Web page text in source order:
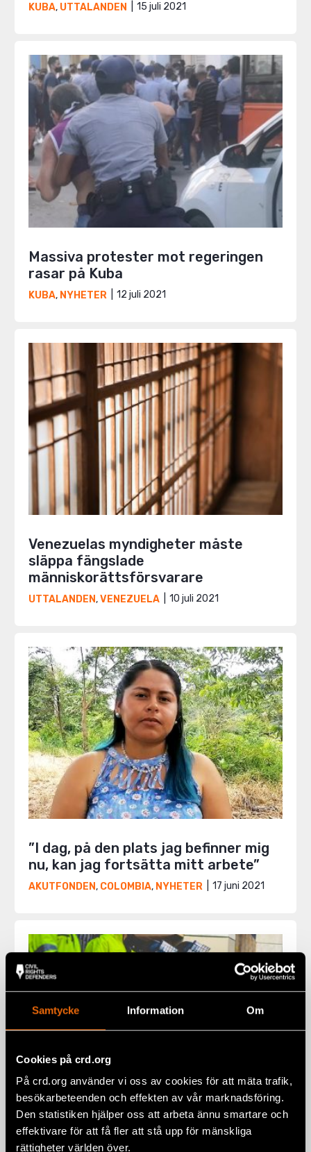
Samtycke Information Om
Cookies på crd.org
På crd.org använder vi oss av cookies för att mäta trafik,
besökarbeteenden och effekten av vår marknadsföring.
Den statistiken hjälper oss att arbeta ännu smartare och
effektivare för att få fler att stå upp för mänskliga
rättigheter världen över.
KUBA, UTTALANDEN 15 juli 2021
Massiva protester mot regeringen
rasar på Kuba
KUBA, NYHETER 12 juli 2021
Venezuelas myndigheter måste
släppa fängslade
människorättsförsvarare
UTTALANDEN,VENEZUELA 10 juli 2021
”I dag, på den plats jag befinner mig
nu, kan jag fortsätta mitt arbete”
AKUTFONDEN, COLOMBIA, NYHETER 17 juni 2021
Colombia: Kritiskt ögonblick för